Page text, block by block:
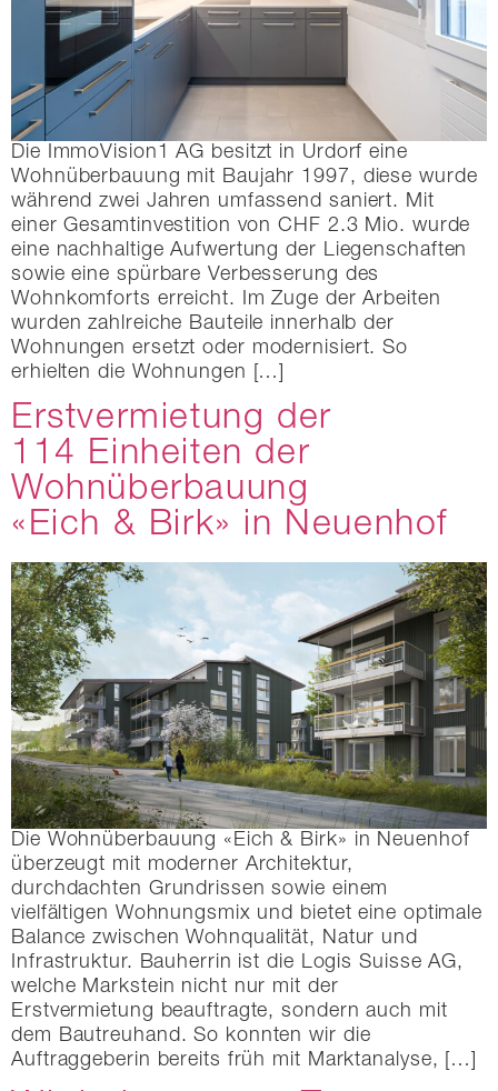
Die ImmoVision1 AG besitzt in Urdorf eine
Wohnüberbauung mit Baujahr 1997, diese wurde
während zwei Jahren umfassend saniert. Mit
einer Gesamtinvestition von CHF 2.3 Mio. wurde
eine nachhaltige Aufwertung der Liegenschaften
sowie eine spürbare Verbesserung des
Wohnkomforts erreicht. Im Zuge der Arbeiten
wurden zahlreiche Bauteile innerhalb der
Wohnungen ersetzt oder modernisiert. So
erhielten die Wohnungen […]
Erstvermietung der
114 Einheiten der
Wohnüberbauung
«Eich & Birk» in Neuenhof
Die Wohnüberbauung «Eich & Birk» in Neuenhof
überzeugt mit moderner Architektur,
durchdachten Grundrissen sowie einem
vielfältigen Wohnungsmix und bietet eine optimale
Balance zwischen Wohnqualität, Natur und
Infrastruktur. Bauherrin ist die Logis Suisse AG,
welche Markstein nicht nur mit der
Erstvermietung beauftragte, sondern auch mit
dem Bautreuhand. So konnten wir die
Auftraggeberin bereits früh mit Marktanalyse, […]